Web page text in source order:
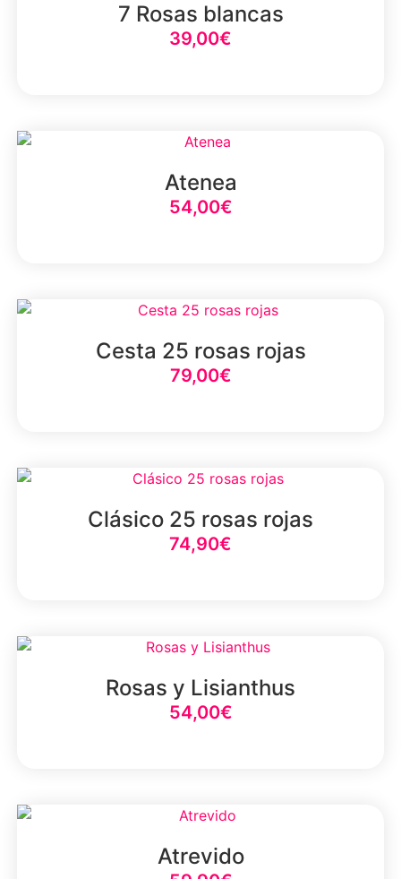
7 Rosas blancas
39,00€
Atenea
54,00€
Cesta 25 rosas rojas
79,00€
Clásico 25 rosas rojas
74,90€
Rosas y Lisianthus
54,00€
Atrevido